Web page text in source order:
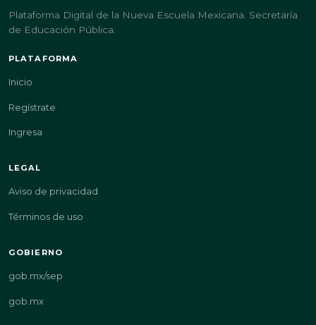
Plataforma Digital de la Nueva Escuela Mexicana. Secretaría
de Educación Pública.
PLATAFORMA
Inicio
Regístrate
Ingresa
LEGAL
Aviso de privacidad
Términos de uso
GOBIERNO
gob.mx/sep
gob.mx